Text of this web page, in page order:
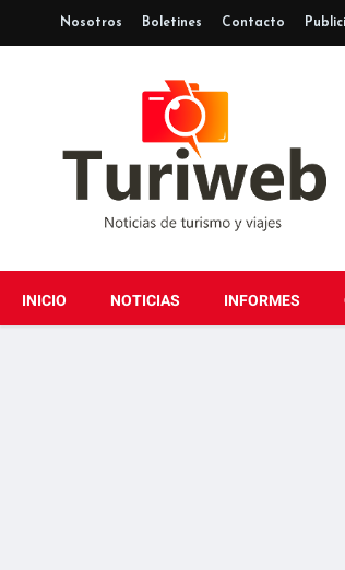
Nosotros Boletines Contacto
INICIO NOTICIAS INFORMES